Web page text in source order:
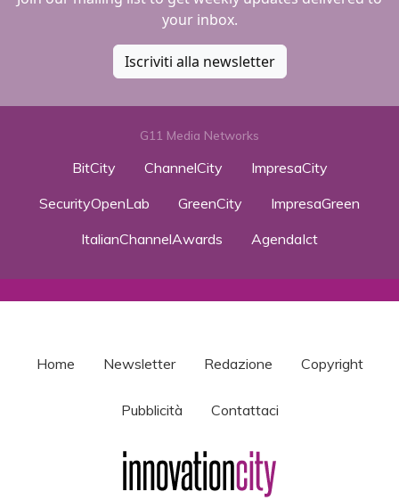
your inbox.
Iscriviti alla newsletter
G11 Media Networks
BitCity ChannelCity
ImpresaCity
SecurityOpenLab
GreenCity
ImpresaGreen
ItalianChannelAwards
AgendaIct
Home Newsletter Redazione Copyright
Pubblicità Contattaci